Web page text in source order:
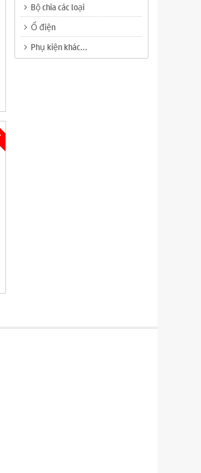
Bộ chia các loại
Ổ điện
Phụ kiện khác...